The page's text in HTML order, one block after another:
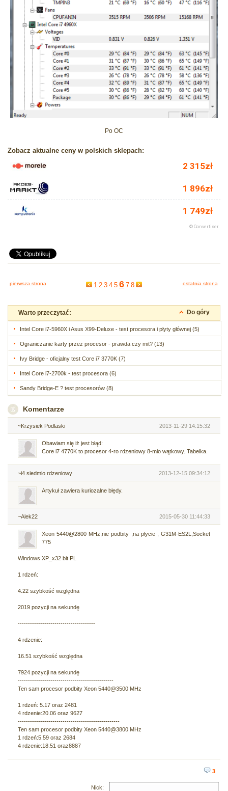
Po OC
Zobacz aktualne ceny w polskich sklepach:
pierwsza strona 1 2 3 4 5 6 7 8 ostatnia strona
Warto przeczytać: Do góry
Intel Core i7-5960X i Asus X99-Deluxe - test procesora i płyty głównej (5)
Ograniczanie karty przez procesor - prawda czy mit? (13)
Ivy Bridge - oficjalny test Core i7 3770K (7)
Intel Core i7-2700k - test procesora (6)
Sandy Bridge-E ? test procesorów (8)
Komentarze
~Krzysiek Podlaski 2013-11-29 14:15:32
Obawiam się iż jest błąd:
Core i7 4770K to procesor 4-ro rdzeniowy 8-mio wątkowy. Tabelka.
~i4 siedmio rdzeniowy 2013-12-15 09:34:12
Artykuł zawiera kuriozalne błędy.
~Alek22 2015-05-30 11:44:33
Xeon 5440@2800 MHz,nie podbity ,na płycie , G31M-ES2L,Socket
775
Windows XP_x32 bit PL
1 rdzeń:
4.22 szybkość względna
2019 pozycji na sekundę
--------------------------------------
4 rdzenie:
16.51 szybkość względna
7924 pozycji na sekundę
-----------------------------------------------
Ten sam procesor podbity Xeon 5440@3500 MHz
1 rdzeń: 5.17 oraz 2481
4 rdzenie:20.06 oraz 9627
--------------------------------------------------
Ten sam procesor podbity Xeon 5440@3800 MHz
1 rdzeń:5.59 oraz 2684
4 rdzenie:18.51 oraz8887
3
Nick: